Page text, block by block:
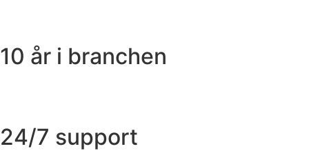
10 år i branchen
24/7 support